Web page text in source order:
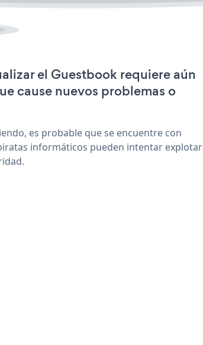
el Guestbook requiere aún
cause nuevos problemas o
es probable que se encuentre con
informáticos pueden intentar explotar